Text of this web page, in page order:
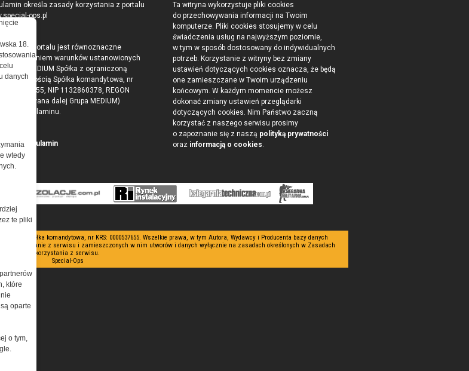
określa zasady korzystania z portalu
ops.pl
z portalu jest równoznaczne
warunków ustanowionych
Grupa MEDIUM Spółka z ograniczoną
Spółka komandytowa, nr
0000537655, NIP 1132860378, REGON
(zwana dalej Grupa MEDIUM)
Regulaminu.
regulamin
Ta witryna wykorzystuje pliki cookies
do przechowywania informacji na Twoim
komputerze. Pliki cookies stosujemy w celu
świadczenia usług na najwyższym poziomie,
w tym w sposób dostosowany do indywidualnych
potrzeb. Korzystanie z witryny bez zmiany
ustawień dotyczących cookies oznacza, że będą
one zamieszczane w Twoim urządzeniu
końcowym. W każdym momencie możesz
dokonać zmiany ustawień przeglądarki
dotyczących cookies. Nim Państwo zaczną
korzystać z naszego serwisu prosimy
o zapoznanie się z naszą polityką prywatności
oraz informacją o cookies.
Spółka komandytowa, nr KRS: 0000537655. Wszelkie prawa, w tym Autora, Wydawcy i Producenta bazy danych
Korzystanie z serwisu i zamieszczonych w nim utworów i danych wyłącznie na zasadach określonych w Zasadach
korzystania z serwisu.
Special-Ops
18.
danych
wtedy
te pliki
które
oparte
o tym,